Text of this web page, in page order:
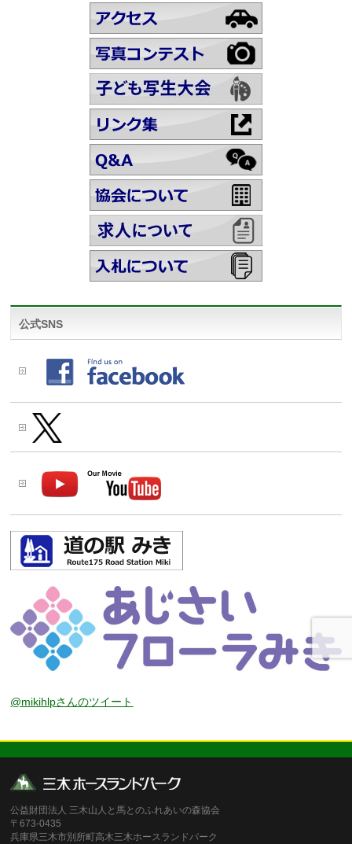
公式SNS
@mikihlpさんのツイート
公益財団法人 三木山人と馬とのふれあいの森協会
〒673-0435
兵庫県三木市別所町高木三木ホースランドパーク